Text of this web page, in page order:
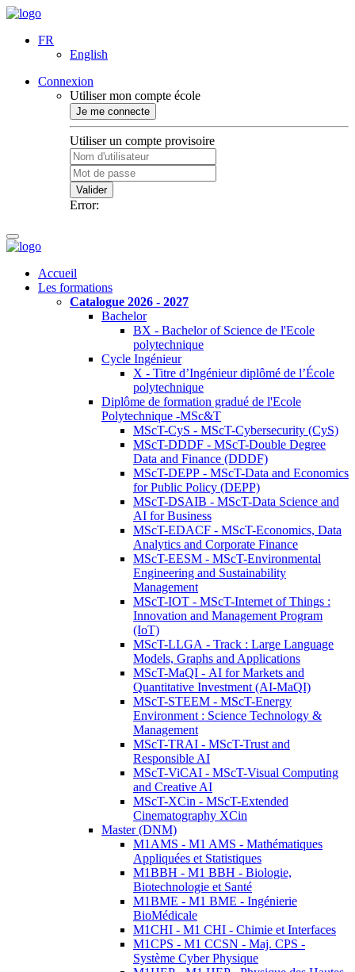
FR
English
Connexion
Utiliser mon compte école
Je me connecte
Utiliser un compte provisoire
Valider
Error:
Accueil
Les formations
Catalogue 2026 - 2027
Bachelor
BX - Bachelor of Science de l'Ecole
polytechnique
Cycle Ingénieur
X - Titre d’Ingénieur diplômé de l’École
polytechnique
Diplôme de formation gradué de l'Ecole
Polytechnique -MSc&T
MScT-CyS - MScT-Cybersecurity (CyS)
MScT-DDDF - MScT-Double Degree
Data and Finance (DDDF)
MScT-DEPP - MScT-Data and Economics
for Public Policy (DEPP)
MScT-DSAIB - MScT-Data Science and
AI for Business
MScT-EDACF - MScT-Economics, Data
Analytics and Corporate Finance
MScT-EESM - MScT-Environmental
Engineering and Sustainability
Management
MScT-IOT - MScT-Internet of Things :
Innovation and Management Program
(IoT)
MScT-LLGA - Track : Large Language
Models, Graphs and Applications
MScT-MaQI - AI for Markets and
Quantitative Investment (AI-MaQI)
MScT-STEEM - MScT-Energy
Environment : Science Technology &
Management
MScT-TRAI - MScT-Trust and
Responsible AI
MScT-ViCAI - MScT-Visual Computing
and Creative AI
MScT-XCin - MScT-Extended
Cinematography XCin
Master (DNM)
M1AMS - M1 AMS - Mathématiques
Appliquées et Statistiques
M1BBH - M1 BBH - Biologie,
Biotechnologie et Santé
M1BME - M1 BME - Ingénierie
BioMédicale
M1CHI - M1 CHI - Chimie et Interfaces
M1CPS - M1 CCSN - Maj. CPS -
Système Cyber Physique